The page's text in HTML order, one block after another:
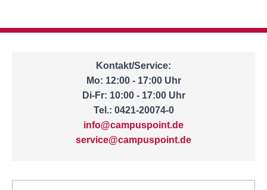
Kontakt/Service:
Mo: 12:00 - 17:00 Uhr
Di-Fr: 10:00 - 17:00 Uhr
Tel.: 0421-20074-0
info@campuspoint.de
service@campuspoint.de